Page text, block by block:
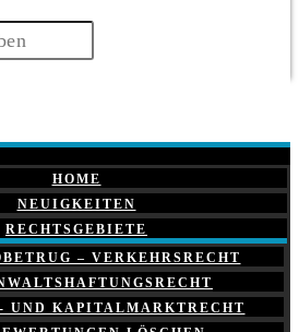
HOME
NEUIGKEITEN
RECHTSGEBIETE
– VERKEHRSRECHT
UND KAPITALMARKTRECHT